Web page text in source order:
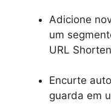
Adicione
um
URL
Encurte
guarda em